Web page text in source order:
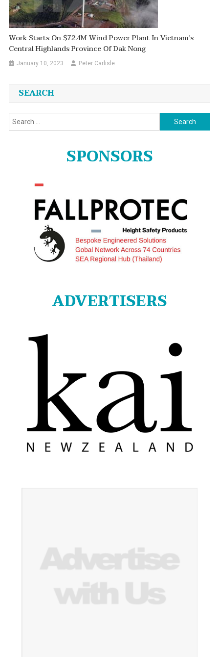
Work Starts On $72.4M Wind Power Plant In Vietnam’s
Central Highlands Province Of Dak Nong
January 10, 2023 Peter Carlisle
SEARCH
Search
for:
SPONSORS
ADVERTISERS